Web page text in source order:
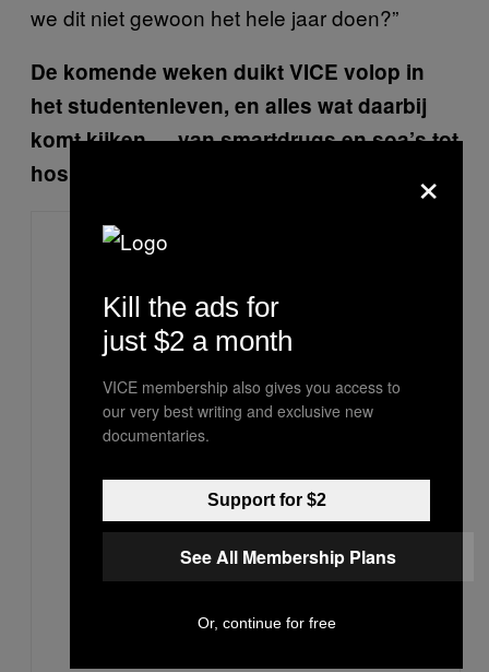
we dit niet gewoon het hele jaar doen?”
De komende weken duikt VICE volop in
het studentenleven, en alles wat daarbij
komt kijken — van smartdrugs en soa’s tot
hospiteren en protesteren. Lees
×
Kill the ads for
just $2 a month
VICE membership also gives you access to
our very best writing and exclusive new
documentaries.
Support for $2
See All Membership Plans
Or, continue for free